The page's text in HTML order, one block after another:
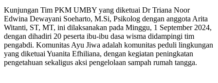
Kunjungan Tim PKM UMBY yang diketuai Dr Triana Noor
Edwina Dewayani Soeharto, M.Si, Psikolog dengan anggota Arita
Witanti, ST, MT, ini dilaksanakan pada Minggu, 1 September 2024,
dengan dihadiri 20 peserta ibu-ibu dasa wisma didampingi tim
pengabdi. Komunitas Ayu Jiwa adalah komunitas peduli lingkungan
yang diketuai Yuanita Efhiliana, dengan kegiatan peningkatan
pengetahuan sekaligus aksi pengelolaan sampah rumah tangga.